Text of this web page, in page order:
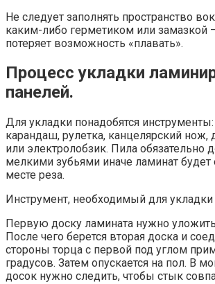
Не следует заполнять пространство
каким-либо герметиком или замазкой
потеряет возможность «плавать».
Процесс укладки
панелей.
Для укладки понадобятся
карандаш, рулетка, канцелярский нож,
или электролобзик. Пила обязательно
мелкими зубьями иначе ламинат будет
месте реза.
Инструмент, необходимый для укладки
Первую доску ламината нужно
После чего берется вторая доска и
стороны торца с первой под углом
градусов. Затем опускается на пол. В
досок нужно следить, чтобы стык